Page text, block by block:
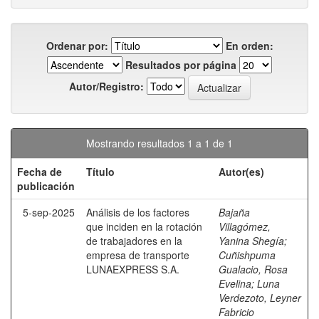
Ordenar por:
En orden:
Resultados por página
Autor/Registro:
Mostrando resultados 1 a 1 de 1
Fecha de
publicación
Título Autor(es)
5-sep-2025
Análisis de los factores
que inciden en la rotación
de trabajadores en la
empresa de transporte
LUNAEXPRESS S.A.
Bajaña
Villagómez,
Yanina Shegía;
Cuñishpuma
Gualacio, Rosa
Evelina; Luna
Verdezoto, Leyner
Fabricio